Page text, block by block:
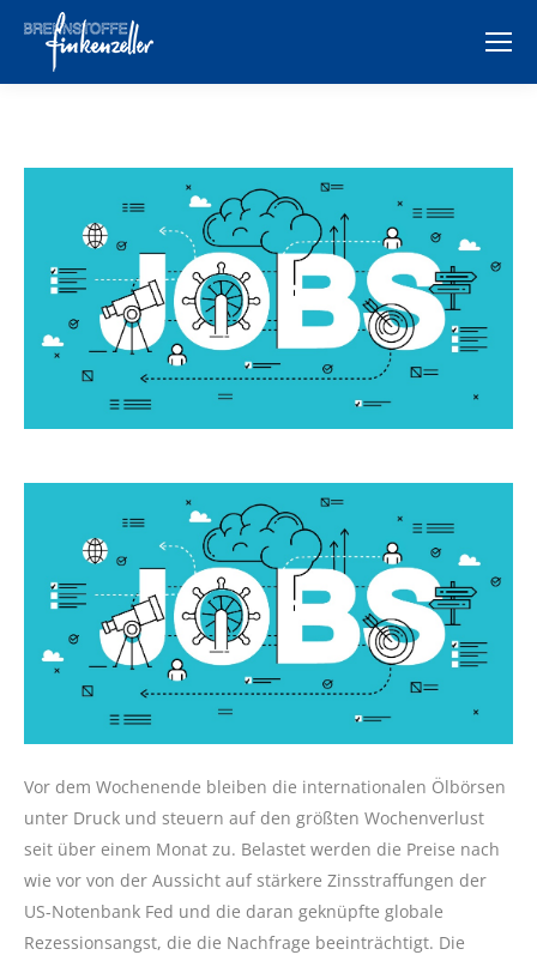
Vor dem Wochenende bleiben die internationalen Ölbörsen
unter Druck und steuern auf den größten Wochenverlust
seit über einem Monat zu. Belastet werden die Preise nach
wie vor von der Aussicht auf stärkere Zinsstraffungen der
US-Notenbank Fed und die daran geknüpfte globale
Rezessionsangst, die die Nachfrage beeinträchtigt. Die